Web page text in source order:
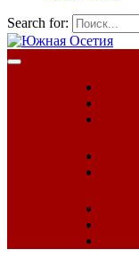
Search for: